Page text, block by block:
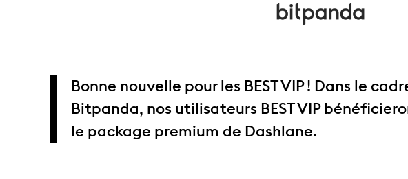
Bonne nouvelle pour les BEST VIP ! Dans le
Bitpanda, nos utilisateurs BEST VIP
le package premium de Dashlane.